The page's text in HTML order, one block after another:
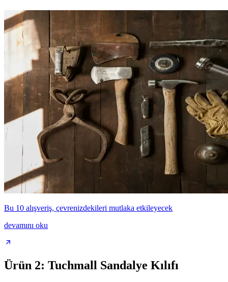
Bu 10 alışveriş, çevrenizdekileri mutlaka etkileyecek
devamını oku
Ürün 2: Tuchmall Sandalye Kılıfı